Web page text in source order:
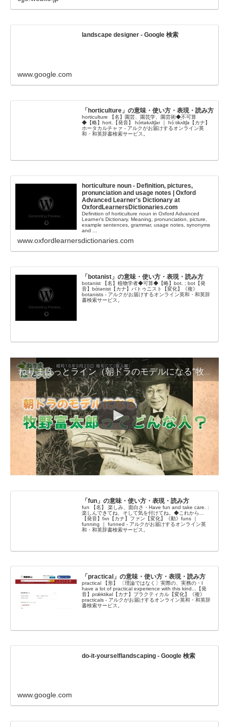
landscape designer - Google 検索
www.google.com
「horticulture」の意味・使い方・表現・読み方
horticulture 【名】園芸、園芸学、園芸術◆不可算
◆【略】hort.【発音】 hɔ́rtəkʌ̀ltʃər ｜ hɔ́ːtikʌ̀ltʃə【カナ】
ホータカルチャァ - アルクがお届けするオンライン英
和・和英辞書検索サービス。
horticulture noun - Definition, pictures,
pronunciation and usage notes | Oxford
Advanced Learner's Dictionary at
OxfordLearnersDictionaries.com
Definition of horticulture noun in Oxford Advanced
Learner's Dictionary. Meaning, pronunciation, picture,
example sentences, grammar, usage notes, synonyms
and ...
www.oxfordlearnersdictionaries.com
「botanist」の意味・使い方・表現・読み方
botanist 【名】植物学者◆可算◆【略】bot. ; bot【発
音】bɑ́tənist【カナ】バトゥニスト【変化】《複》
botanists - アルクがお届けするオンライン英和・和英辞
書検索サービス。
ねりまほっとライン（朝ドラのモデルになる”牧野 富太郎”ってどんな人？）令和４年６月後半号
「fun」の意味・使い方・表現・読み方
fun 【名】 楽しみ、面白さ・Have fun and take care. :
楽しんできてね、そして気を付けてね。◆これから...
【発音】fʌ́n【カナ】ファン【変化】《動》funs ｜
funning ｜ funned - アルクがお届けするオンライン英
和・和英辞書検索サービス。
「practical」の意味・使い方・表現・読み方
practical 【形】 〔理論ではなく〕実際の、実務の・I
have a lot of practical experience with this kind...【発
音】prǽktikəl【カナ】プラクティカル【変化】《複》
practicals - アルクがお届けするオンライン英和・和英辞
書検索サービス。
do-it-yourselflandscaping - Google 検索
www.google.com